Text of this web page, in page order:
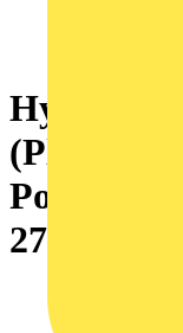
Polzahl:
270°